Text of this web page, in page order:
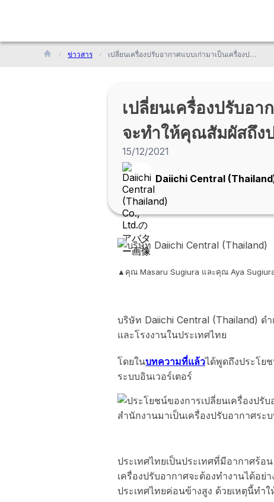
ข่าวสาร เปลี่ยนเครื่องปรับอากาศแบบเก่ามาเป็นเครื่องปรับอากาศระบบอินเวอร์เตอร์ที่จะทำให้คุณสัมผัสถึงประสิทธิผลของการลดค่าไฟฟ้าในประเทศไทย
เปลี่ยนเครื่องปรับอา
จะทำให้คุณสัมผัสถึง
15/12/2021
Daiichi Central
▲คุณ Masaru Sugiura และคุณ Aya
บริษัท Daiichi Central (Thailand) ด
และโรงงานในประเทศไทย
โดยในบทความที่แล้วได้พูดถึงประโย
ระบบอินเวอร์เตอร์
ประเทศไทยเป็นประเทศที่มีอากาศร้อ
เครื่องปรับอากาศจะต้องทำงานได้อ
ประเทศไทยค่อนข้างสูง ด้วยเหตุนี้ท